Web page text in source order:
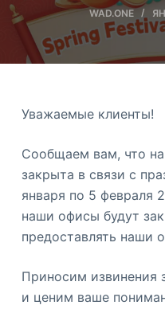
ж
WAD.ONE
Уважаемые клиенты!
Сообщаем вам, что
закрыта в связи с
января по 5 февраля
наши офисы будут
предоставлять наши
Приносим извинения
и ценим ваше